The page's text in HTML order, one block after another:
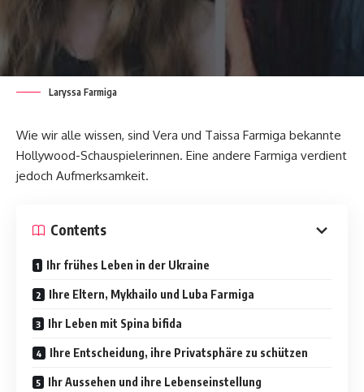
Laryssa Farmiga
Wie wir alle wissen, sind Vera und Taissa Farmiga bekannte
Hollywood-Schauspielerinnen. Eine andere Farmiga verdient
jedoch Aufmerksamkeit.
Contents
Ihr frühes Leben in der Ukraine
Ihre Eltern, Mykhailo und Luba Farmiga
Ihr Leben mit Spina bifida
Ihre Entscheidung, ihre Privatsphäre zu schützen
Ihr Aussehen und ihre Lebenseinstellung